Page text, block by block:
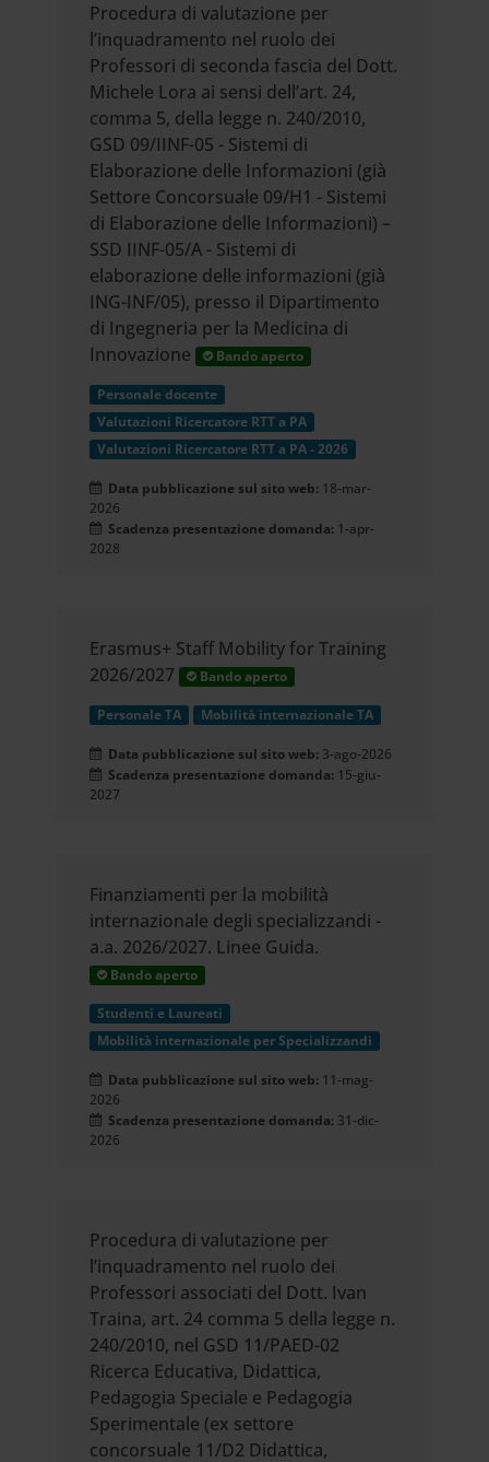
Procedura di valutazione per
l’inquadramento nel ruolo dei
Professori di seconda fascia del Dott.
Michele Lora ai sensi dell’art. 24,
comma 5, della legge n. 240/2010,
GSD 09/IINF-05 - Sistemi di
Elaborazione delle Informazioni (già
Settore Concorsuale 09/H1 - Sistemi
di Elaborazione delle Informazioni) –
SSD IINF-05/A - Sistemi di
elaborazione delle informazioni (già
ING-INF/05), presso il Dipartimento
di Ingegneria per la Medicina di
Innovazione
Bando aperto
Personale docente
Valutazioni Ricercatore RTT a PA
Valutazioni Ricercatore RTT a PA - 2026
Data pubblicazione sul sito web: 18-mar-
2026
Scadenza presentazione domanda: 1-apr-
2028
Erasmus+ Staff Mobility for Training
2026/2027
Bando aperto
Personale TA Mobilità internazionale TA
Data pubblicazione sul sito web: 3-ago-2026
Scadenza presentazione domanda: 15-giu-
2027
Finanziamenti per la mobilità
internazionale degli specializzandi -
a.a. 2026/2027. Linee Guida.
Bando aperto
Studenti e Laureati
Mobilità internazionale per Specializzandi
Data pubblicazione sul sito web: 11-mag-
2026
Scadenza presentazione domanda: 31-dic-
2026
Procedura di valutazione per
l’inquadramento nel ruolo dei
Professori associati del Dott. Ivan
Traina, art. 24 comma 5 della legge n.
240/2010, nel GSD 11/PAED-02
Ricerca Educativa, Didattica,
Pedagogia Speciale e Pedagogia
Sperimentale (ex settore
concorsuale 11/D2 Didattica,